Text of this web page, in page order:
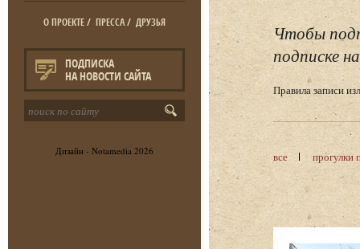
О ПРОЕКТЕ/ ПРЕССА/ ДРУЗЬЯ
ПОДПИСКА
НА НОВОСТИ САЙТА
Дизайн - Notamedia 2026
Чтобы
подписке
Правила записи
все прогулки